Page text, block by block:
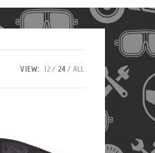
VIEW: 12 24 ALL